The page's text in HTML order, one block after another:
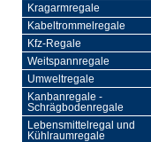
Kragarmregale
Kabeltrommelregale
Kfz-Regale
Weitspannregale
Umweltregale
Kanbanregale -
Schrägbodenregale
Lebensmittelregal und
Kühlraumregale